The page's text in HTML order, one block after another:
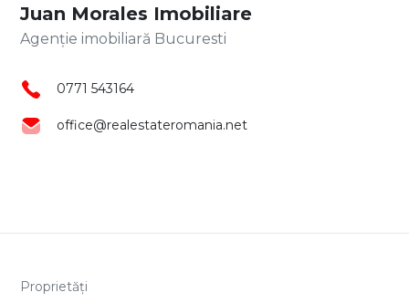
Juan Morales Imobiliare
Agenție imobiliară Bucuresti
0771 543164
office@realestateromania.net
Proprietăți